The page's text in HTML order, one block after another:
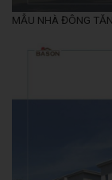
MẪU NHÀ ĐÔNG